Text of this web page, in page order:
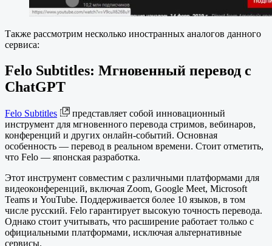
Также рассмотрим несколько иностранных аналогов данного
сервиса:
Felo Subtitles: Мгновенный перевод с
ChatGPT
Felo Subtitles
представляет собой инновационный
инструмент для мгновенного перевода стримов, вебинаров,
конференций и других онлайн-событий. Основная
особенность — перевод в реальном времени. Стоит отметить,
что Felo — японская разработка.
Этот инструмент совместим с различными платформами для
видеоконференций, включая Zoom, Google Meet, Microsoft
Teams и YouTube. Поддерживается более 10 языков, в том
числе русский. Felo гарантирует высокую точность перевода.
Однако стоит учитывать, что расширение работает только с
официальными платформами, исключая альтернативные
сервисы.